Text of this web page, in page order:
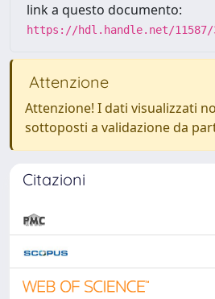
link a questo documento:
https://hdl.handle.net/11587/
Attenzione
Attenzione! I dati visualizzati
sottoposti a validazione da
Citazioni